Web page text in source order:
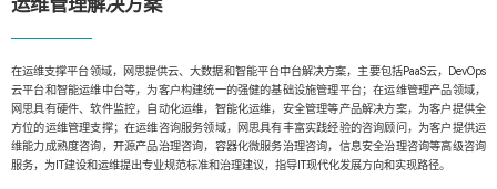
在运维支撑平台领域，网思提供云、大数据和智能平台中台解决方案，主要包括PaaS云，DevOps
云平台和智能运维中台等，为客户构建统一的强健的基础设施管理平台；在运维管理产品领域，
网思具有硬件、软件监控，自动化运维，智能化运维，安全管理等产品解决方案，为客户提供全
方位的运维管理支撑；在运维咨询服务领域，网思具有丰富实践经验的咨询顾问，为客户提供运
维能力成熟度咨询，开源产品治理咨询，容器化微服务治理咨询，信息安全治理咨询等高级咨询
服务，为IT建设和运维提出专业规范标准和治理建议，指导IT现代化发展方向和实现路径。